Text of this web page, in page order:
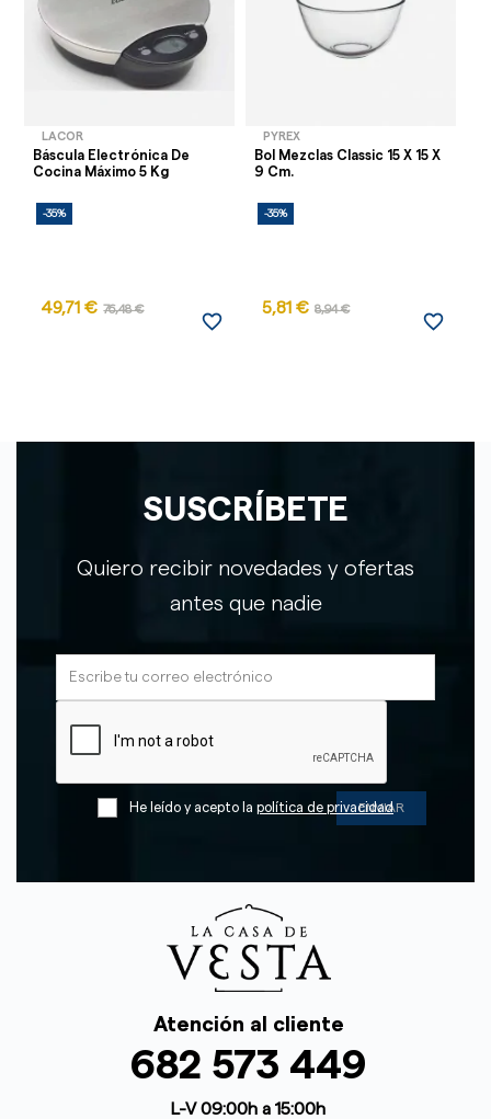
LACOR
Báscula Electrónica De
Cocina Máximo 5 Kg
-35%
49,71 € 76,48 €
favorite_border
PYREX
Bol Mezclas Classic 15 X 15 X
9 Cm.
-35%
5,81 € 8,94 €
favorite_border
SUSCRÍBETE
Quiero recibir novedades y ofertas
antes que nadie
He leído y acepto la política de privacidad
Atención al cliente
682 573 449
L-V 09:00h a 15:00h